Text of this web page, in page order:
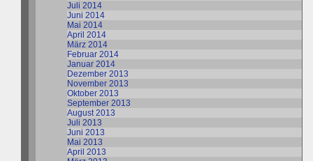
Juli 2014
Juni 2014
Mai 2014
April 2014
März 2014
Februar 2014
Januar 2014
Dezember 2013
November 2013
Oktober 2013
September 2013
August 2013
Juli 2013
Juni 2013
Mai 2013
April 2013